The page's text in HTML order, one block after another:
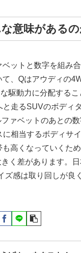
意味がある
ットと数字を組み
、Qはアウディの
駆動力に分配する
走るSUVのボディ
ァベットのあとの
相当するボディサ
高くなっていくた
く差があります。
感は取り回しが良